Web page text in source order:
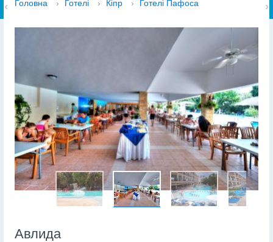
Головна › Готелі › Кіпр › Готелі Пафоса
Авлида